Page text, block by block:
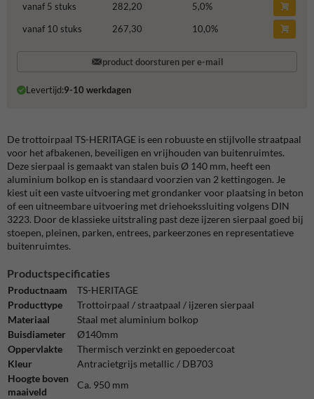
vanaf 5 stuks
282,20 5,0%
vanaf 10 stuks
267,30 10,0%
product doorsturen per e-mail
Levertijd:9-10 werkdagen
De trottoirpaal TS-HERITAGE is een robuuste en stijlvolle straatpaal
voor het afbakenen, beveiligen en vrijhouden van buitenruimtes.
Deze sierpaal is gemaakt van stalen buis Ø 140 mm, heeft een
aluminium bolkop en is standaard voorzien van 2 kettingogen. Je
kiest uit een vaste uitvoering met grondanker voor plaatsing in beton
of een uitneembare uitvoering met driehoekssluiting volgens DIN
3223. Door de klassieke uitstraling past deze ijzeren sierpaal goed bij
stoepen, pleinen, parken, entrees, parkeerzones en representatieve
buitenruimtes.
Productspecificaties
Productnaam
TS-HERITAGE
Producttype
Trottoirpaal / straatpaal / ijzeren sierpaal
Materiaal
Staal met aluminium bolkop
Buisdiameter
Ø140mm
Oppervlakte
Thermisch verzinkt en gepoedercoat
Kleur
Antracietgrijs metallic / DB703
Hoogte boven
maaiveld
Ca. 950 mm